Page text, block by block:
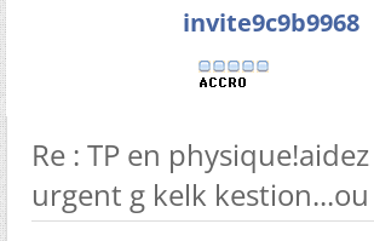
invite9c9b9968
Re : TP en
urgent g kelk